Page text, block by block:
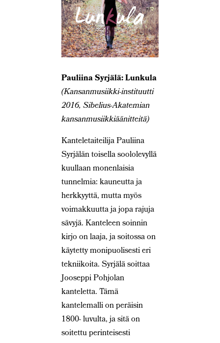
Pauliina Syrjälä: Lunkula
(Kansanmusiikki-instituutti
2016, Sibelius-Akatemian
kansanmusiikkiäänitteitä)
Kanteletaiteilija Pauliina
Syrjälän toisella soololevyllä
kuullaan monenlaisia
tunnelmia: kauneutta ja
herkkyyttä, mutta myös
voimakkuutta ja jopa rajuja
sävyjä. Kanteleen soinnin
kirjo on laaja, ja soitossa on
käytetty monipuolisesti eri
tekniikoita. Syrjälä soittaa
Jooseppi Pohjolan
kanteletta. Tämä
kantelemalli on peräisin
1800- luvulta, ja sitä on
soitettu perinteisesti